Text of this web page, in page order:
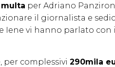
multa per Adriano
il giornalista e
Iene vi hanno parlato con
per complessivi 290mila